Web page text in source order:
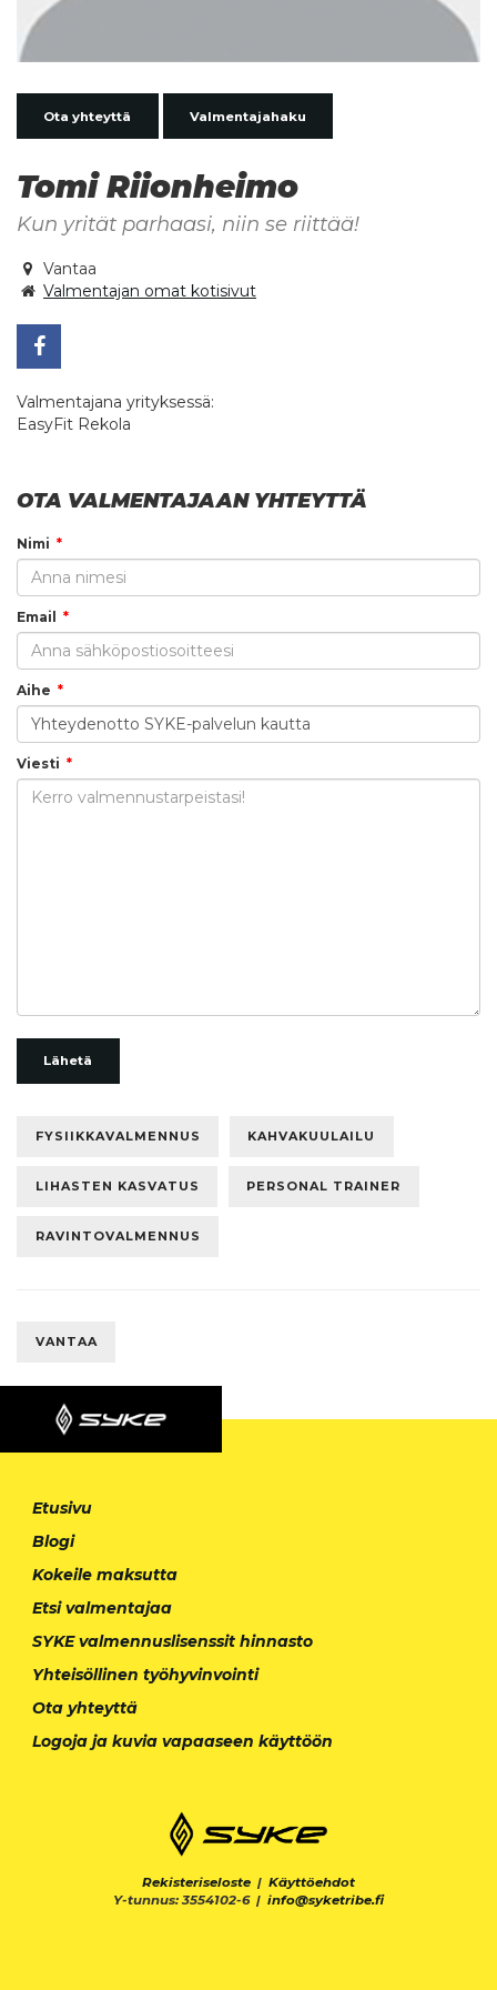
Ota yhteyttä Valmentajahaku
Tomi Riionheimo
Kun yrität parhaasi, niin se riittää!
Vantaa
Valmentajan omat kotisivut
Valmentajana yrityksessä:
EasyFit Rekola
OTA VALMENTAJAAN YHTEYTTÄ
Nimi
Email
Aihe
Viesti
Lähetä
FYSIIKKAVALMENNUS KAHVAKUULAILU
LIHASTEN KASVATUS PERSONAL TRAINER
RAVINTOVALMENNUS
VANTAA
Etusivu
Blogi
Kokeile maksutta
Etsi valmentajaa
SYKE valmennuslisenssit hinnasto
Yhteisöllinen työhyvinvointi
Ota yhteyttä
Logoja ja kuvia vapaaseen käyttöön
Rekisteriseloste | Käyttöehdot
Y-tunnus: 3554102-6 | info@syketribe.fi